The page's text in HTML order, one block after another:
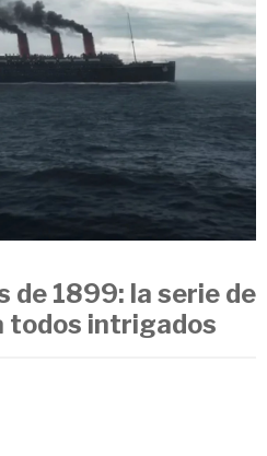
de 1899: la serie de
todos intrigados